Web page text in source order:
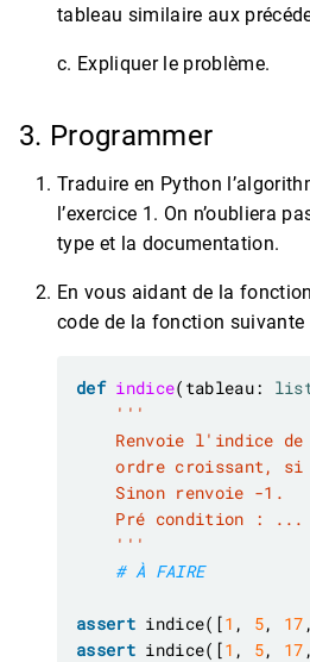
tableau similaire aux
c. Expliquer le problème.
3. Programmer
Traduire en Python
l’exercice 1. On n’oubliera
type et la documentation.
En vous aidant de la
code de la fonction suivante
def indice(tableau:
    '''
# À FAIRE
assert indice([1 , 5, 17
assert indice([1 , 5, 17